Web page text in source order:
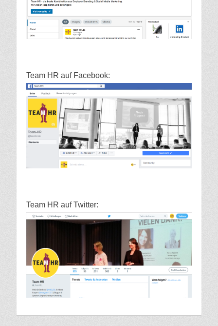
Team HR auf Facebook:
Team HR auf Twitter: